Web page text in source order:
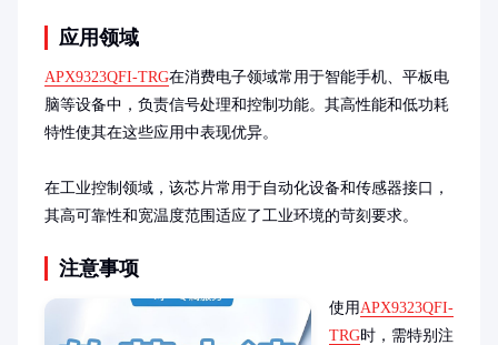
应用领域
APX9323QFI-TRG在消费电子领域常用于智能手机、平板电
脑等设备中，负责信号处理和控制功能。其高性能和低功耗
特性使其在这些应用中表现优异。
在工业控制领域，该芯片常用于自动化设备和传感器接口，
其高可靠性和宽温度范围适应了工业环境的苛刻要求。
注意事项
使用APX9323QFI-
TRG时，需特别注